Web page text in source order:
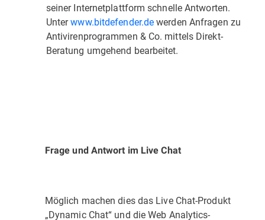
seiner Internetplattform schnelle Antworten.
Unterwww.bitdefender.dewerden Anfragen zu
Antivirenprogrammen & Co. mittels Direkt-
Beratung umgehend bearbeitet.
Frage und Antwort im Live Chat
Möglich machen dies das Live Chat-Produkt
„Dynamic Chat“ und die Web Analytics-